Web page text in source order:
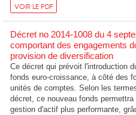
VOIR LE PDF
Décret no 2014-1008 du 4
comportant des engagements
provision de diversification
Ce décret qui prévoit l'introduction
fonds euro-croissance, à côté des
unités de comptes. Selon les
décret, ce nouveau fonds
gestion d'actif plus performante,